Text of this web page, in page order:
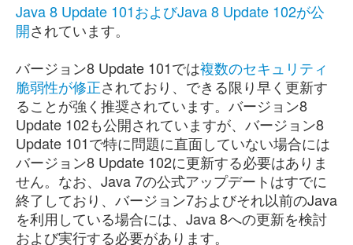
Java 8 Update 101およびJava 8 Update 102が公
開されています。
バージョン8 Update 101では複数のセキュリティ
脆弱性が修正されており、できる限り早く更新す
ることが強く推奨されています。バージョン8
Update 102も公開されていますが、バージョン8
Update 101で特に問題に直面していない場合には
バージョン8 Update 102に更新する必要はありま
せん。なお、Java 7の公式アップデートはすでに
終了しており、バージョン7およびそれ以前のJava
を利用している場合には、Java 8への更新を検討
および実行する必要があります。